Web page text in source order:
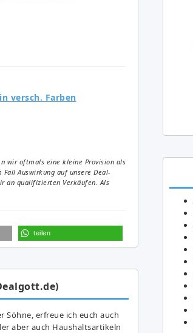
versch. Farben
wir oftmals eine kleine Provision als
Auswirkung auf unsere Deal-
an qualifizierten Verkäufen. Als
teilen
Söhne, erfreue ich euch auch
aber auch Haushaltsartikeln